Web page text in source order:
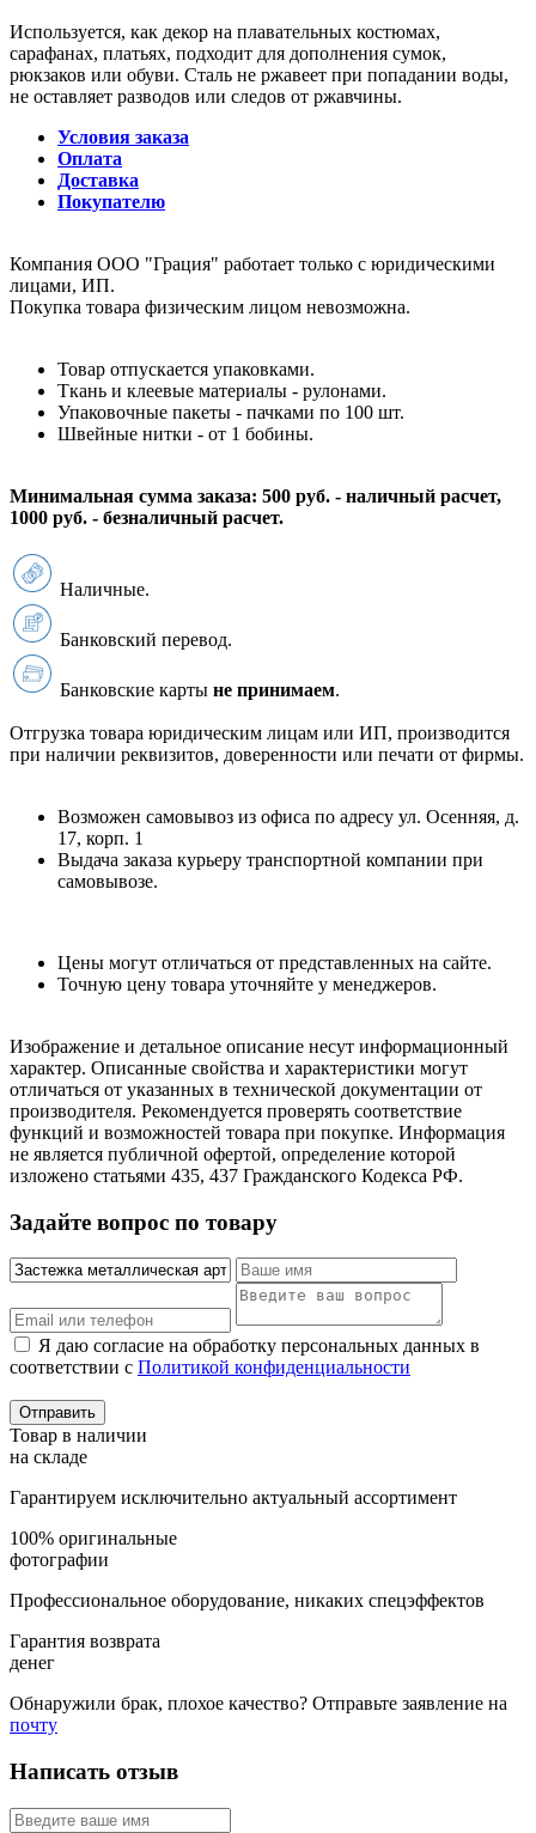
Используется, как декор на плавательных костюмах,
сарафанах, платьях, подходит для дополнения сумок,
рюкзаков или обуви. Сталь не ржавеет при попадании воды,
не оставляет разводов или следов от ржавчины.
Условия заказа
Оплата
Доставка
Покупателю
Компания ООО "Грация" работает только с юридическими
лицами, ИП.
Покупка товара физическим лицом невозможна.
Товар отпускается упаковками.
Ткань и клеевые материалы - рулонами.
Упаковочные пакеты - пачками по 100 шт.
Швейные нитки - от 1 бобины.
Минимальная сумма заказа: 500 руб. - наличный расчет,
1000 руб. - безналичный расчет.
Наличные.
Банковский перевод.
Банковские карты не принимаем.
Отгрузка товара юридическим лицам или ИП, производится
при наличии реквизитов, доверенности или печати от фирмы.
Возможен самовывоз из офиса по адресу ул. Осенняя, д.
17, корп. 1
Выдача заказа курьеру транспортной компании при
самовывозе.
Цены могут отличаться от представленных на сайте.
Точную цену товара уточняйте у менеджеров.
Изображение и детальное описание несут информационный
характер. Описанные свойства и характеристики могут
отличаться от указанных в технической документации от
производителя. Рекомендуется проверять соответствие
функций и возможностей товара при покупке. Информация
не является публичной офертой, определение которой
изложено статьями 435, 437 Гражданского Кодекса РФ.
Задайте вопрос по товару
Я даю согласие на обработку персональных данных в
соответствии с Политикой конфиденциальности
Товар в наличии
на складе
Гарантируем исключительно актуальный ассортимент
100% оригинальные
фотографии
Профессиональное оборудование, никаких спецэффектов
Гарантия возврата
денег
Обнаружили брак, плохое качество? Отправьте заявление на
почту
Написать отзыв